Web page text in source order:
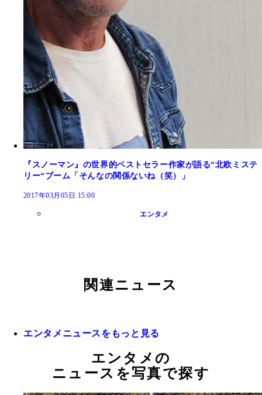
『スノーマン』の世界的ベストセラー作家が語る“北欧ミステ
リー“ブーム「そんなの関係ないね（笑）」
2017年03月05日 15:00
エンタメ
関連ニュース
エンタメニュースをもっと見る
エンタメの
ニュースを写真で探す